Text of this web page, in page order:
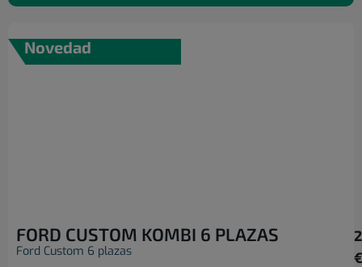
Novedad
FORD CUSTOM KOMBI 6 PLAZAS
Ford Custom 6 plazas